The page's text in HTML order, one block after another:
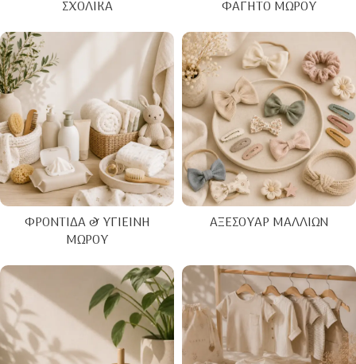
ΣΧΟΛΙΚΆ ΦΑΓΗΤΌ ΜΩΡΟΎ
ΦΡΟΝΤΊΔΑ & ΥΓΙΕΙΝΉ
ΜΩΡΟΎ
ΑΞΕΣΟΥΆΡ ΜΑΛΛΙΏΝ